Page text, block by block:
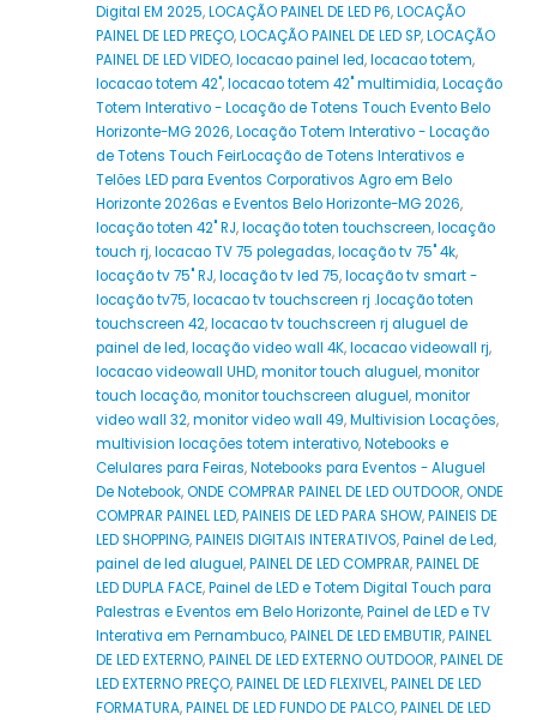
Digital EM 2025,LOCAÇÃO PAINEL DE LED P6,LOCAÇÃO
PAINEL DE LED PREÇO,LOCAÇÃO PAINEL DE LED SP,LOCAÇÃO
PAINEL DE LED VIDEO,locacao painel led,locacao totem,
locacao totem 42",locacao totem 42" multimidia,Locação
Totem Interativo - Locação de Totens Touch Evento Belo
Horizonte-MG 2026,Locação Totem Interativo - Locação
de Totens Touch FeirLocação de Totens Interativos e
Telões LED para Eventos Corporativos Agro em Belo
Horizonte 2026as e Eventos Belo Horizonte-MG 2026,
locação toten 42" RJ,locação toten touchscreen,locação
touch rj,locacao TV 75 polegadas,locação tv 75" 4k,
locação tv 75" RJ,locação tv led 75,locação tv smart -
locação tv75,locacao tv touchscreen rj .locação toten
touchscreen 42,locacao tv touchscreen rj aluguel de
painel de led,locação video wall 4K,locacao videowall rj,
locacao videowall UHD,monitor touch aluguel,monitor
touch locação,monitor touchscreen aluguel,monitor
video wall 32,monitor video wall 49,Multivision Locações,
multivision locações totem interativo,Notebooks e
Celulares para Feiras,Notebooks para Eventos - Aluguel
De Notebook,ONDE COMPRAR PAINEL DE LED OUTDOOR,ONDE
COMPRAR PAINEL LED,PAINEIS DE LED PARA SHOW,PAINEIS DE
LED SHOPPING,PAINEIS DIGITAIS INTERATIVOS,Painel de Led,
painel de led aluguel,PAINEL DE LED COMPRAR,PAINEL DE
LED DUPLA FACE,Painel de LED e Totem Digital Touch para
Palestras e Eventos em Belo Horizonte,Painel de LED e TV
Interativa em Pernambuco,PAINEL DE LED EMBUTIR,PAINEL
DE LED EXTERNO,PAINEL DE LED EXTERNO OUTDOOR,PAINEL DE
LED EXTERNO PREÇO,PAINEL DE LED FLEXIVEL,PAINEL DE LED
FORMATURA,PAINEL DE LED FUNDO DE PALCO,PAINEL DE LED